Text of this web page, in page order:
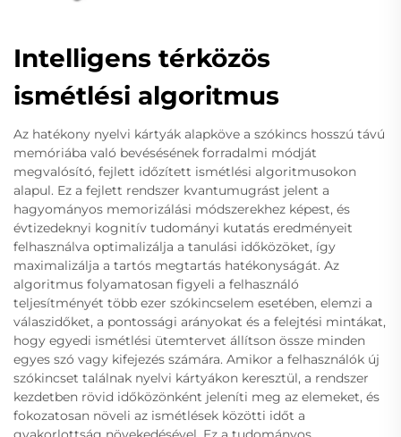
Intelligens térközös
ismétlési algoritmus
Az hatékony nyelvi kártyák alapköve a szókincs hosszú távú
memóriába való bevésésének forradalmi módját
megvalósító, fejlett időzített ismétlési algoritmusokon
alapul. Ez a fejlett rendszer kvantumugrást jelent a
hagyományos memorizálási módszerekhez képest, és
évtizedeknyi kognitív tudományi kutatás eredményeit
felhasználva optimalizálja a tanulási időközöket, így
maximalizálja a tartós megtartás hatékonyságát. Az
algoritmus folyamatosan figyeli a felhasználó
teljesítményét több ezer szókincselem esetében, elemzi a
válaszidőket, a pontossági arányokat és a felejtési mintákat,
hogy egyedi ismétlési ütemtervet állítson össze minden
egyes szó vagy kifejezés számára. Amikor a felhasználók új
szókincset találnak nyelvi kártyákon keresztül, a rendszer
kezdetben rövid időközönként jeleníti meg az elemeket, és
fokozatosan növeli az ismétlések közötti időt a